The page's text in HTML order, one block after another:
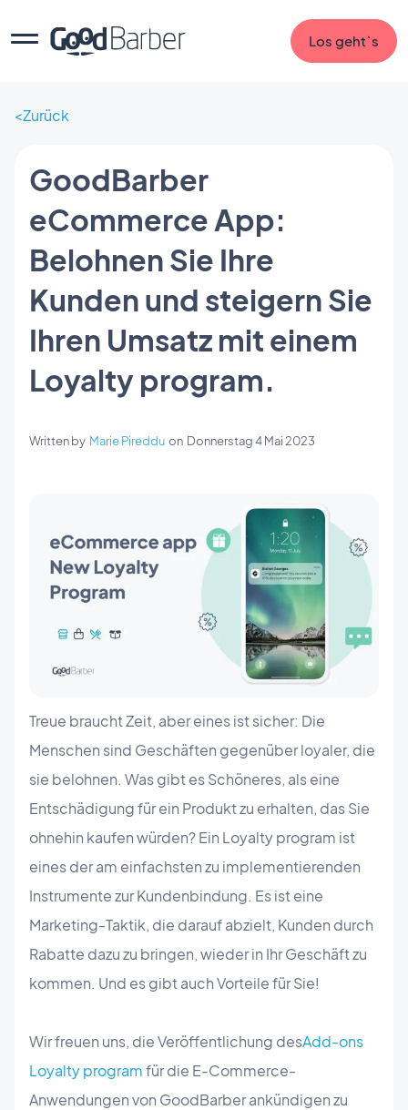
Los geht`s
Zurück
GoodBarber
eCommerce App:
Belohnen Sie Ihre
Kunden und steigern Sie
Ihren Umsatz mit einem
Loyalty program.
Written by Marie Pireddu on Donnerstag 4 Mai 2023
Treue braucht Zeit, aber eines ist sicher: Die
Menschen sind Geschäften gegenüber loyaler, die
sie belohnen. Was gibt es Schöneres, als eine
Entschädigung für ein Produkt zu erhalten, das Sie
ohnehin kaufen würden? Ein Loyalty program ist
eines der am einfachsten zu implementierenden
Instrumente zur Kundenbindung. Es ist eine
Marketing-Taktik, die darauf abzielt, Kunden durch
Rabatte dazu zu bringen, wieder in Ihr Geschäft zu
kommen. Und es gibt auch Vorteile für Sie!
Wir freuen uns, die Veröffentlichung desAdd-ons
Loyalty programfür die E-Commerce-
Anwendungen von GoodBarber ankündigen zu